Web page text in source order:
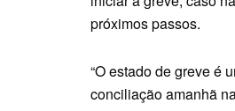
próximos passos.
“O estado de greve é
conciliação amanhã